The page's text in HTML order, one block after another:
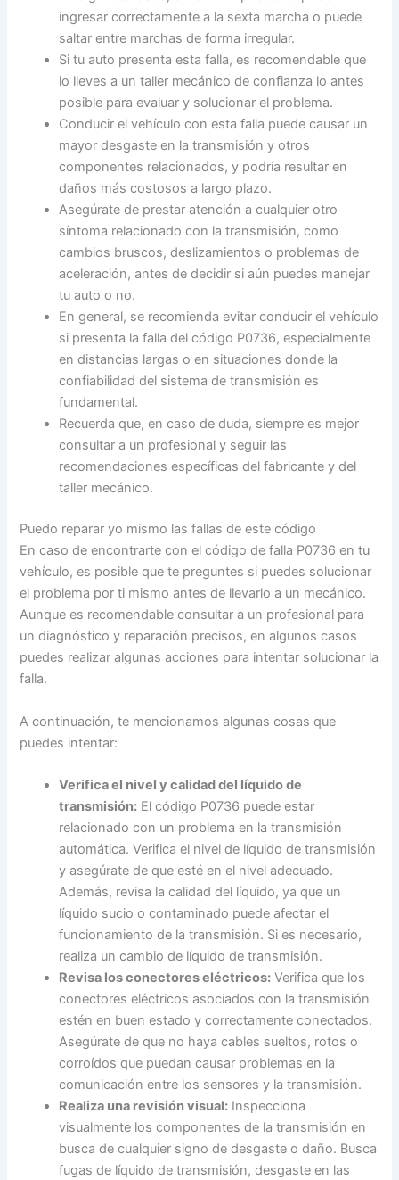
ingresar correctamente a la sexta marcha o puede
saltar entre marchas de forma irregular.
Si tu auto presenta esta falla, es recomendable que
lo lleves a un taller mecánico de confianza lo antes
posible para evaluar y solucionar el problema.
Conducir el vehículo con esta falla puede causar un
mayor desgaste en la transmisión y otros
componentes relacionados, y podría resultar en
daños más costosos a largo plazo.
Asegúrate de prestar atención a cualquier otro
síntoma relacionado con la transmisión, como
cambios bruscos, deslizamientos o problemas de
aceleración, antes de decidir si aún puedes manejar
tu auto o no.
En general, se recomienda evitar conducir el vehículo
si presenta la falla del código P0736, especialmente
en distancias largas o en situaciones donde la
confiabilidad del sistema de transmisión es
fundamental.
Recuerda que, en caso de duda, siempre es mejor
consultar a un profesional y seguir las
recomendaciones específicas del fabricante y del
taller mecánico.
Puedo reparar yo mismo las fallas de este código
En caso de encontrarte con el código de falla P0736 en tu
vehículo, es posible que te preguntes si puedes solucionar
el problema por ti mismo antes de llevarlo a un mecánico.
Aunque es recomendable consultar a un profesional para
un diagnóstico y reparación precisos, en algunos casos
puedes realizar algunas acciones para intentar solucionar la
falla.
A continuación, te mencionamos algunas cosas que
puedes intentar:
Verifica el nivel y calidad del líquido de
transmisión: El código P0736 puede estar
relacionado con un problema en la transmisión
automática. Verifica el nivel de líquido de transmisión
y asegúrate de que esté en el nivel adecuado.
Además, revisa la calidad del líquido, ya que un
líquido sucio o contaminado puede afectar el
funcionamiento de la transmisión. Si es necesario,
realiza un cambio de líquido de transmisión.
Revisa los conectores eléctricos: Verifica que los
conectores eléctricos asociados con la transmisión
estén en buen estado y correctamente conectados.
Asegúrate de que no haya cables sueltos, rotos o
corroídos que puedan causar problemas en la
comunicación entre los sensores y la transmisión.
Realiza una revisión visual: Inspecciona
visualmente los componentes de la transmisión en
busca de cualquier signo de desgaste o daño. Busca
fugas de líquido de transmisión, desgaste en las